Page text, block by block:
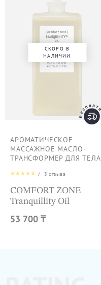
СКОРО В
НАЛИЧИИ
АРОМАТИЧЕСКОЕ
МАССАЖНОЕ МАСЛО-
ТРАНСФОРМЕР ДЛЯ ТЕЛА
/ 3 отзыва
COMFORT ZONE
Tranquillity Oil
53 700 ₸